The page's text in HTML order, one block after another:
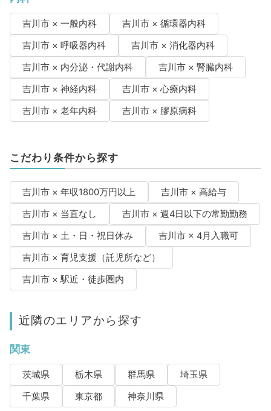
吉川市 × 一般内科
吉川市 × 循環器内科
吉川市 × 呼吸器内科
吉川市 × 消化器内科
吉川市 × 内分泌・代謝内科
吉川市 × 腎臓内科
吉川市 × 神経内科
吉川市 × 心療内科
吉川市 × 老年内科
吉川市 × 膠原病科
こだわり条件から探す
吉川市 × 年収1800万円以上
吉川市 × 高給与
吉川市 × 当直なし
吉川市 × 週4日以下の常勤勤務
吉川市 × 土・日・祝日休み
吉川市 × 4月入職可
吉川市 × 育児支援（託児所など）
吉川市 × 駅近・徒歩圏内
近隣のエリアから探す
関東
茨城県 栃木県 群馬県
埼玉県
千葉県
東京都 神奈川県